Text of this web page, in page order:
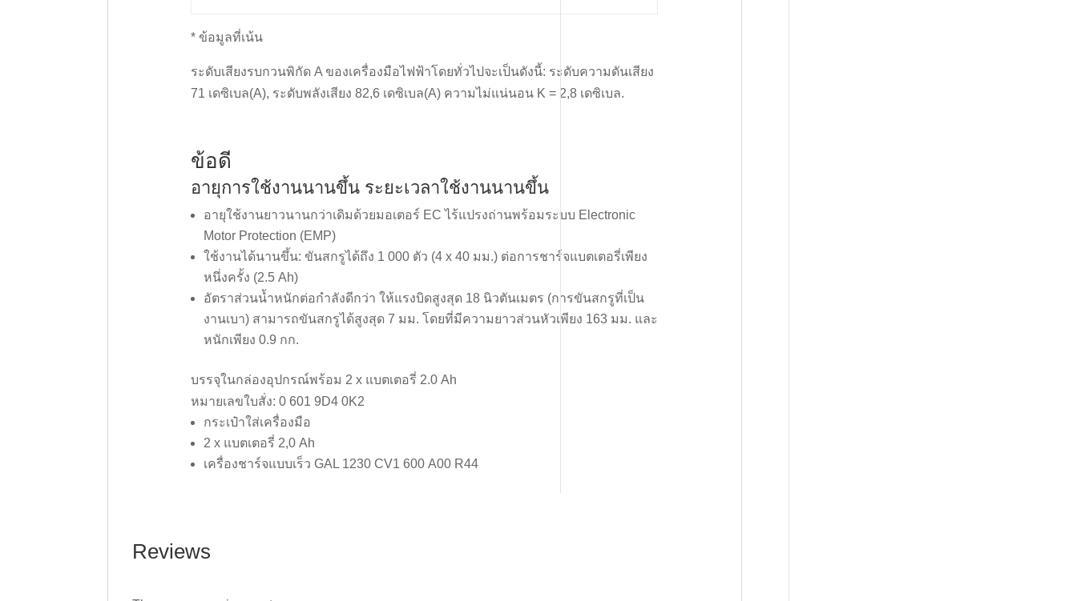
* ข้อมูลที่เน้น
ระดับเสียงรบกวนพิกัด A ของเครื่องมือไฟฟ้าโดยทั่วไปจะเป็นดังนี้: ระดับความดันเสียง
71 เดซิเบล(A), ระดับพลังเสียง 82,6 เดซิเบล(A) ความไม่แน่นอน K = 2,8 เดซิเบล.
ข้อดี
อายุการใช้งานนานขึ้น ระยะเวลาใช้งานนานขึ้น
อายุใช้งานยาวนานกว่าเดิมด้วยมอเตอร์ EC ไร้แปรงถ่านพร้อมระบบ Electronic
Motor Protection (EMP)
ใช้งานได้นานขึ้น: ขันสกรูได้ถึง 1 000 ตัว (4 x 40 มม.) ต่อการชาร์จแบตเตอรี่เพียง
หนึ่งครั้ง (2.5 Ah)
อัตราส่วนน้ำหนักต่อกำลังดีกว่า ให้แรงบิดสูงสุด 18 นิวตันเมตร (การขันสกรูที่เป็น
งานเบา) สามารถขันสกรูได้สูงสุด 7 มม. โดยที่มีความยาวส่วนหัวเพียง 163 มม. และ
หนักเพียง 0.9 กก.
บรรจุในกล่องอุปกรณ์พร้อม 2 x แบตเตอรี่ 2.0 Ah
หมายเลขใบสั่ง: 0 601 9D4 0K2
กระเป๋าใส่เครื่องมือ
2 x แบตเตอรี่ 2,0 Ah
เครื่องชาร์จแบบเร็ว GAL 1230 CV1 600 A00 R44
Reviews